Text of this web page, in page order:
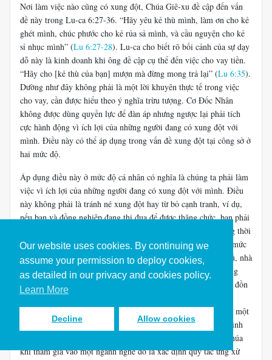
Our website uses cookies. By continuing we
assume your permission to deploy cookies,
as detailed in our privacy and cookies policy.
Learn More
Decline Allow cookies
Nơi làm việc nào cũng có xung đột, Chúa Giê-xu đề cập đến vấn
đề này trong Lu-ca 6:27-36. “Hãy yêu kẻ thù mình, làm ơn cho kẻ
ghét mình, chúc phước cho kẻ rủa sả mình, và cầu nguyện cho kẻ
sỉ nhục mình” (Lu 6:27-28). Lu-ca cho biết rõ bối cảnh của sự dạy
dỗ này là kinh doanh khi ông đề cập cụ thể đến việc cho vay tiền.
“Hãy cho [kẻ thù của bạn] mượn mà đừng mong trả lại” (Lu 6:35).
Dường như đây không phải là một lời khuyên thực tế trong việc
cho vay, cần được hiểu theo ý nghĩa trừu tượng. Cơ Đốc Nhân
không được dùng quyền lực để đàn áp nhưng ngược lại phải tích
cực hành động vì ích lợi của những người đang có xung đột với
mình. Điều này có thể áp dụng trong vấn đề xung đột tại công sở ở
hai mức độ.
Áp dụng điều này ở mức độ cá nhân có nghĩa là chúng ta phải làm
việc vì ích lợi của những người đang có xung đột với mình. Điều
này không phải là tránh né xung đột hay từ bỏ cạnh tranh, ví dụ,
nếu bạn và đồng nghiệp đang thi đua để được thăng chức, bạn phải
giúp đỡ đồng nghiệp làm việc tốt trong khả năng của họ, đồng thời
bạn vẫn phải cố gắng hoàn tất công việc của mình tốt hơn. Ở mức
độ tập thể, áp dụng điều này có nghĩa là không triệt hạ đối thủ, nhà
cung cấp hay khách hàng bằng những hành vi không công bằng
như kiện tụng thiếu chứng cớ, kinh doanh độc quyền, tung tin đồn
thất thiệt, thao túng giá cổ phiếu và những điều tương tự. Mỗi
ngành nghề đều có điểm đặc trưng riêng nên không thể đưa ra một
cách áp dụng cho tất cả mọi tình huống dựa trên phân đoạn Kinh
Thánh tại đây. Vì thế, vai trò cần thiết của những người tin Chúa
khi tham gia vào một ngành nghề đó là xác định quy tắc ứng xử